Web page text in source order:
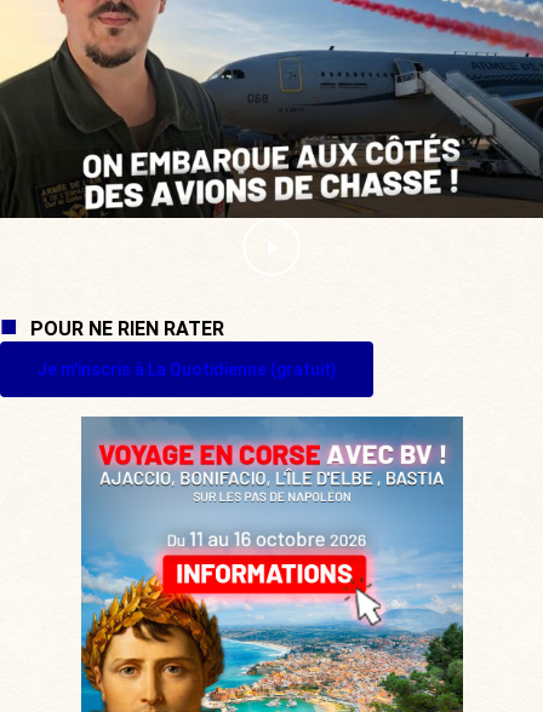
POUR NE RIEN RATER
Je m'inscris à La Quotidienne (gratuit)